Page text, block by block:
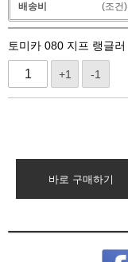
배송비 (조건)
토미카 080 지프 랭글러
+1 -1
바로 구매하기